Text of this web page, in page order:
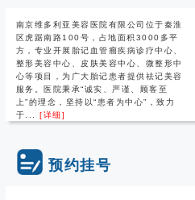
南京维多利亚美容医院有限公司位于秦淮
区虎踞南路100号，占地面积3000多平
方，专业开展胎记血管瘤疾病诊疗中心、
整形美容中心、皮肤美容中心、微整形中
心等项目，为广大胎记患者提供祛记美容
服务。医院秉承“诚实、严谨、顾客至
上”的理念，坚持以“患者为中心”，致力
于...[详细]
预约挂号